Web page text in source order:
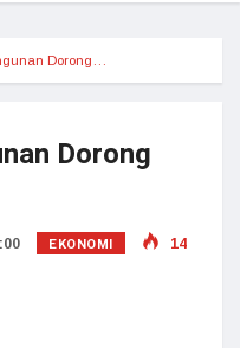
Dorong…
Dorong
EKONOMI 14